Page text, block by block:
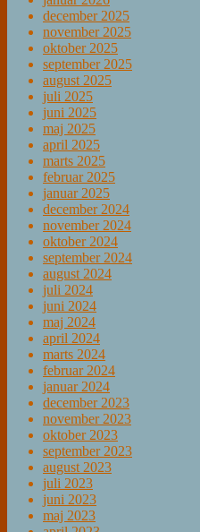
december 2025
november 2025
oktober 2025
september 2025
august 2025
juli 2025
juni 2025
maj 2025
april 2025
marts 2025
februar 2025
januar 2025
december 2024
november 2024
oktober 2024
september 2024
august 2024
juli 2024
juni 2024
maj 2024
april 2024
marts 2024
februar 2024
januar 2024
december 2023
november 2023
oktober 2023
september 2023
august 2023
juli 2023
juni 2023
maj 2023